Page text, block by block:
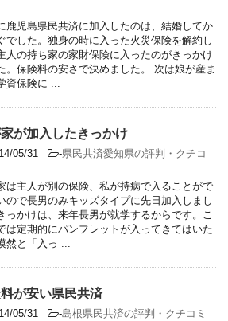
鹿児島県民共済に加入したのは、結婚してか
でした。独身の時に入った火災保険を解約し
人の持ち家の家財保険に入ったのがきっかけ
。保険料の安さで決めました。 次は娘が産ま
資保険に ...
が加入したきっかけ
05/31 -県民共済愛知県の評判・クチコ
は主人が別の保険、私が持病で入ることがで
ので長男のみキッズタイプに先日加入しまし
っかけは、来年長男が就学するからです。こ
は定期的にパンフレットが入ってきてはいた
然と「入っ ...
が安い県民共済
05/31 -島根県民共済の評判・クチコミ